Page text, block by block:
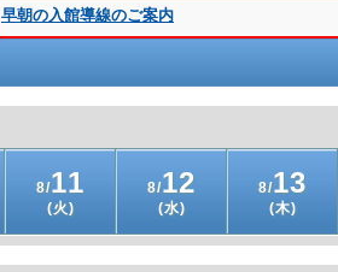
早朝の入館導線のご案内
8/11
(火)
8/12
(水)
8/13
(木)